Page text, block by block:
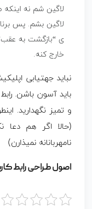
لاگین شم نه اینکه
لاگین بشم. پس
ی “بازگشت به عقب”
خارج کنه.
نباید جهتیابی
باید آسون باشن.
و تمیز نگهدارید.
(حالا اگر هم دعا
نامهربانانه نمیذارن)
اصول طراحی رابط